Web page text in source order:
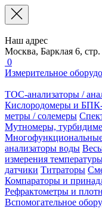
Наш адрес
Москва, Барклая 6,
0
Измерительное
TOC-анализаторы /
Кислородомеры и
метры / солемеры
Мутномеры,
анализаторы воды
измерения
датчики Титраторы
Компараторы и
Рефрактометры и
Вспомогательное